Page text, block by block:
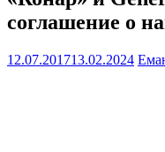
соглашение о
12.07.201713.02.2024